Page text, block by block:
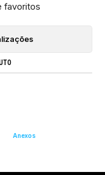
favoritos
Anexos